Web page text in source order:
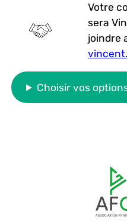
Votre
sera
joindre
Choisir vos